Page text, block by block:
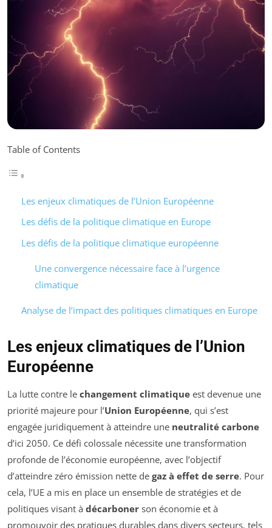
Table of Contents
Les enjeux climatiques de l’Union Européenne
Les défis de la politique climatique en Europe
Les défis de la politique climatique européenne
Une convergence nécessaire face à l’urgence
climatique
Analyse de l’impact des politiques climatiques en Europe
Les enjeux climatiques de l’Union
Européenne
La lutte contre le changement climatique est devenue une
priorité majeure pour l’Union Européenne, qui s’est
engagée juridiquement à atteindre une neutralité carbone
d’ici 2050. Ce défi colossale nécessite une transformation
profonde de l’économie européenne, avec l’objectif
d’atteindre zéro émission nette de gaz à effet de serre. Pour
cela, l’UE a mis en place un ensemble de stratégies et de
politiques visant à décarboner son économie et à
promouvoir des pratiques durables dans divers secteurs, tels